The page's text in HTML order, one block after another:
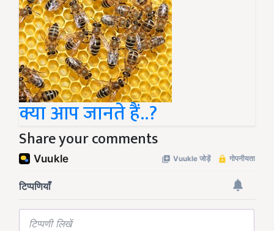
क्या आप जानते हैं..?
Share your comments